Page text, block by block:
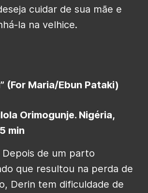
cuidar de sua mãe e
la na velhice.
(For Maria/Ebun Pataki)
Orimogunje. Nigéria,
min
Depois de um parto
que resultou na perda de
Derin tem dificuldade de